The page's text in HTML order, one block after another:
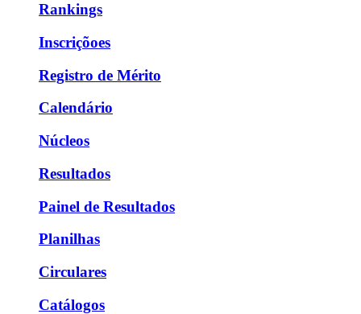
Rankings
Inscriçõoes
Registro de Mérito
Calendário
Núcleos
Resultados
Painel de Resultados
Planilhas
Circulares
Catálogos